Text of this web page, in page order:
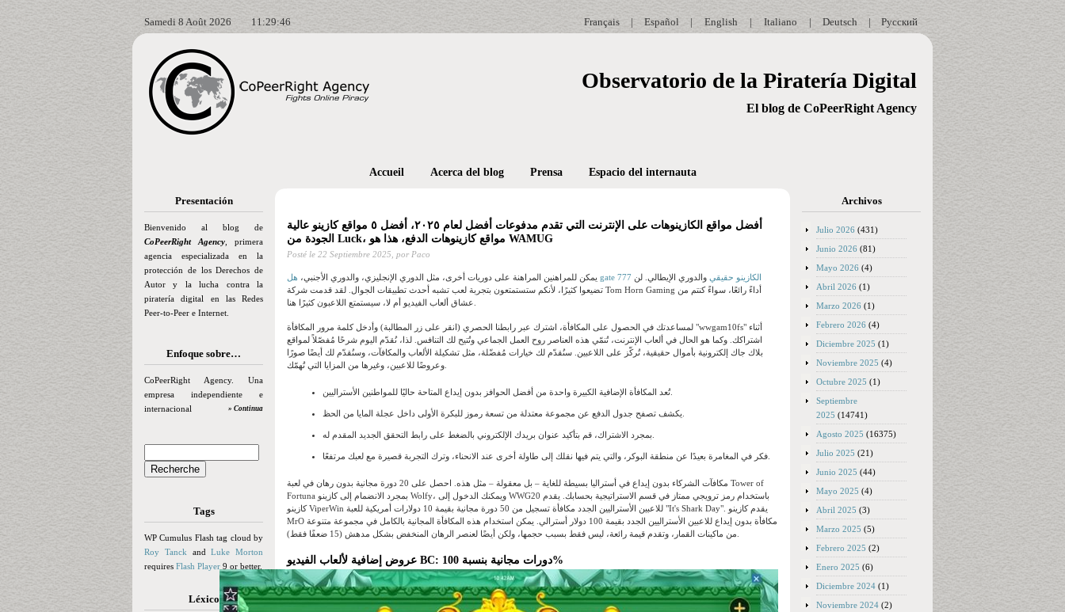
Samedi 8 Août 2026 11:29:47 Русский
|
Deutsch
|
Italiano
|
English
|
Español
|
Français
Observatorio de la Piratería Digital
El blog de CoPeerRight Agency
Presentación
Bienvenido al blog de
CoPeerRight Agency , primera
agencia especializada en la
protección de los Derechos de
Autor y la lucha contra la
piratería digital en las Redes
Peer-to-Peer e Internet.
Enfoque sobre…
CoPeerRight Agency. Una
empresa independiente e
internacional
» Continua
Tags
WP Cumulus Flash tag cloud by
Roy Tanck andLuke Morton
requires Flash Player 9 or better.
Léxico
Accueil Acerca del blog Prensa Espacio del internauta
أفضل مواقع الكازينوهات على الإنترنت التي تقدم مدفوعات أفضل لعام ٢٠٢٥، أفضل ٥ مواقع كازينو عالية
الجودة من Luck، مواقع كازينوهات الدفع، هذا هو WAMUG
Posté le 22 Septiembre 2025, por Paco
يمكن للمراهنين المراهنة على دوريات أخرى، مثل الدوري الإنجليزي، والدوري الأجنبي، هل gate 777 الكازينو حقيقي والدوري الإيطالي. لن
تضيعوا كثيرًا، لأنكم ستستمتعون بتجربة لعب تشبه أحدث تطبيقات الجوال. لقد قدمت شركة Tom Horn Gaming أداءً رائعًا، سواءً كنتم من
لمساعدتك في الحصول على المكافأة، اشترك عبر رابطنا الحصري (انقر على زر المطالبة) وأدخل كلمة مرور المكافأة "wwgam10fs" أثناء
اشتراكك. وكما هو الحال في ألعاب الإنترنت، تُنمّي هذه العناصر روح العمل الجماعي وتُتيح لك التنافس. لذا، نُقدّم اليوم شرحًا مُفصّلاً لمواقع
بلاك جاك إلكترونية بأموال حقيقية، تُركّز على اللاعبين. سنُقدّم لك خيارات مُفضّلة، مثل تشكيلة الألعاب والمكافآت، وسنُقدّم لك أيضًا صورًا
مكافآت الشركاء بدون إيداع في أستراليا بسيطة للغاية – بل معقولة – مثل هذه. احصل على 20 دورة مجانية بدون رهان في لعبة Tower of
Fortuna بمجرد الانضمام إلى كازينو Wolfy، ويمكنك الدخول إلى WWG20 باستخدام رمز ترويجي ممتاز في قسم الاستراتيجية بحسابك. يقدم
كازينو ViperWin للاعبين الأستراليين الجدد مكافأة تسجيل من 50 دورة مجانية بقيمة 10 دولارات أمريكية للعبة "It's Shark Day". يقدم كازينو
MrO مكافأة بدون إيداع للاعبين الأستراليين الجدد بقيمة 100 دولار أسترالي. يمكن استخدام هذه المكافأة المجانية بالكامل في مجموعة متنوعة
عروض إضافية لألعاب الفيديو BC: دورات مجانية بنسبة 100%
Archivos
Julio 2026 (431)
Junio 2026 (81)
Mayo 2026 (4)
Abril 2026 (1)
Marzo 2026 (1)
Febrero 2026 (4)
Diciembre 2025 (1)
Noviembre 2025 (4)
Octubre 2025 (1)
Septiembre
2025 (14741)
Agosto 2025 (16375)
Julio 2025 (21)
Junio 2025 (44)
Mayo 2025 (4)
Abril 2025 (3)
Marzo 2025 (5)
Febrero 2025 (2)
Enero 2025 (6)
Diciembre 2024 (1)
Noviembre 2024 (2)